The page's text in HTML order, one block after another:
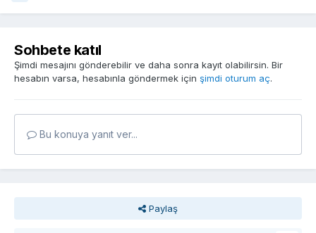
Sohbete katıl
Şimdi mesajını gönderebilir ve daha sonra kayıt olabilirsin. Bir
hesabın varsa, hesabınla göndermek için şimdi oturum aç.
Bu konuya yanıt ver...
Paylaş